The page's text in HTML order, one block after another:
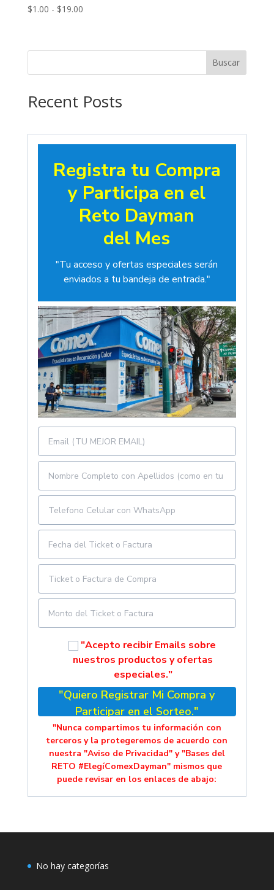
$1.00 - $19.00Rango
desde
Buscar
Recent Posts
Registra tu Compra
y Participa en el
Reto Dayman
del Mes
"Tu acceso y ofertas especiales serán
enviados a tu bandeja de entrada."
"Acepto recibir Emails sobre
nuestros productos y ofertas
especiales."
"Quiero Registrar Mi Compra y
Participar en el Sorteo."
"Nunca compartimos tu información con
terceros y la protegeremos de acuerdo con
nuestra "Aviso de Privacidad" y "Bases del
RETO #ElegíComexDayman" mismos que
puede revisar en los enlaces de abajo:
No hay categorías